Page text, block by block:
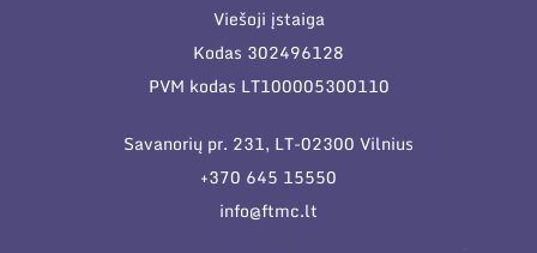
Viešoji įstaiga
Kodas 302496128
PVM kodas LT100005300110
Savanorių pr. 231, LT-02300 Vilnius
+370 645 15550
info@ftmc.lt